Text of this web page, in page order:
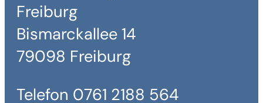
Freiburg
Bismarckallee 14
79098 Freiburg
Telefon 0761 2188 564